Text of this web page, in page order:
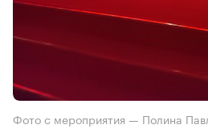
Фото с мероприятия — Полина